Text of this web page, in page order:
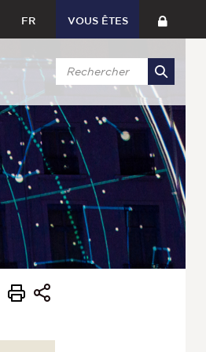
FR VOUS ÊTES